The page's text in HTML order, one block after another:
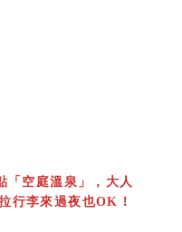
「空庭溫泉」，大人
行李來過夜也OK！